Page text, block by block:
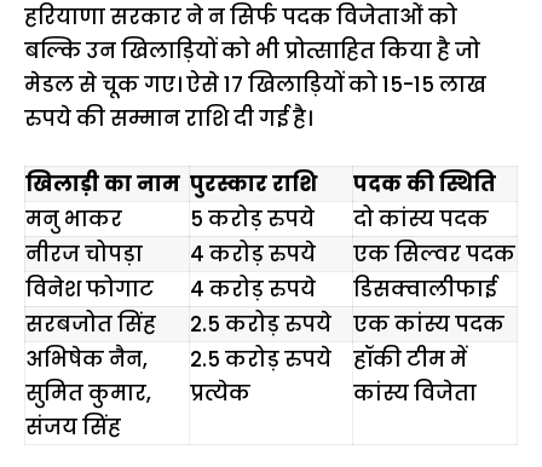
हरियाणा सरकार ने न सिर्फ पदक विजेताओं को
बल्कि उन खिलाड़ियों को भी प्रोत्साहित किया है जो
मेडल से चूक गए। ऐसे 17 खिलाड़ियों को 15-15 लाख
रुपये की सम्मान राशि दी गई है।
खिलाड़ी का नाम पुरस्कार राशि
पदक की स्थिति
मनु भाकर
5 करोड़ रुपये
दो कांस्य पदक
नीरज चोपड़ा
4 करोड़ रुपये
एक सिल्वर पदक
विनेश फोगाट
4 करोड़ रुपये
डिसक्वालीफाई
सरबजोत सिंह
2.5 करोड़ रुपये
एक कांस्य पदक
अभिषेक नैन,
सुमित कुमार,
संजय सिंह
2.5 करोड़ रुपये
प्रत्येक
हॉकी टीम में
कांस्य विजेता